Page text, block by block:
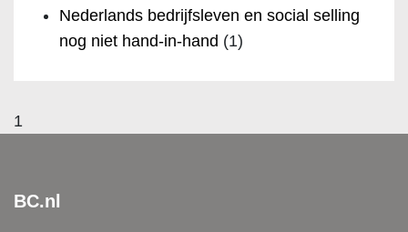
Nederlands bedrijfsleven en social selling
nog niet hand-in-hand (1)
1
BC.nl